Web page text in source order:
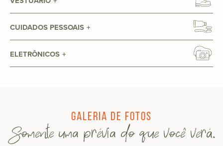
CUIDADOS PESSOAIS
ELETRÔNICOS
Galeria de fotos
Somente uma prévia do que você verá.